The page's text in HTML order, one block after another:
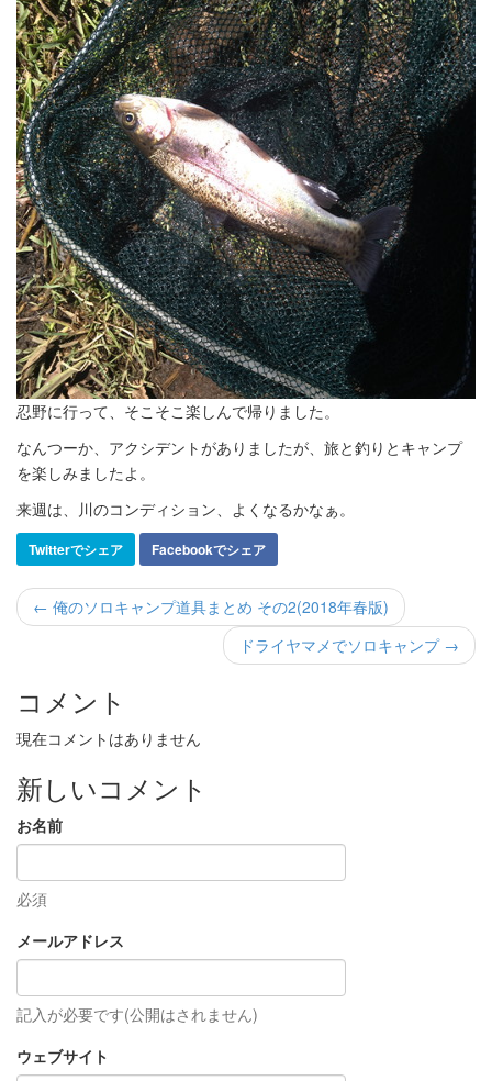
忍野に行って、そこそこ楽しんで帰りました。
なんつーか、アクシデントがありましたが、旅と釣りとキャンプ
を楽しみましたよ。
来週は、川のコンディション、よくなるかなぁ。
Twitterでシェア Facebookでシェア
← 俺のソロキャンプ道具まとめ その2(2018年春版)
ドライヤマメでソロキャンプ →
コメント
現在コメントはありません
新しいコメント
お名前
必須
メールアドレス
記入が必要です(公開はされません)
ウェブサイト